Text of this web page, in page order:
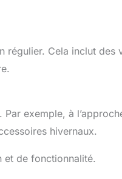
régulier. Cela inclut
exemple, à
hivernaux.
et de fonctionnalité.